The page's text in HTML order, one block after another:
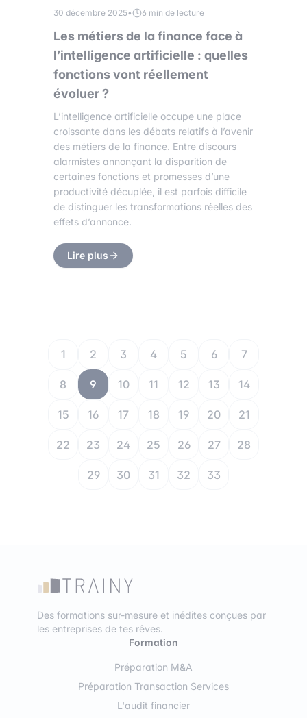
30 décembre 2025• 6 min de lecture
Les métiers de la finance face à
l’intelligence artificielle : quelles
fonctions vont réellement
évoluer ?
L’intelligence artificielle occupe une place
croissante dans les débats relatifs à l’avenir
des métiers de la finance. Entre discours
alarmistes annonçant la disparition de
certaines fonctions et promesses d’une
productivité décuplée, il est parfois difficile
de distinguer les transformations réelles des
effets d’annonce.
Lire plus
1 2 3 4 5 6 7
8 9 10 11 12 13 14
15 16 17 18 19 20 21
22 23 24 25 26 27 28
29 30 31 32 33
Des formations sur-mesure et inédites conçues par
les entreprises de tes rêves.
Formation
Préparation M&A
Préparation Transaction Services
L'audit financier